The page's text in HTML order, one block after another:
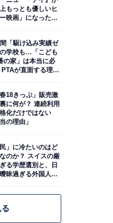
上もっとも優しいヒ
映画」になった理
「駆け込み実績ゼ
学校も…「こども
の家」は本当に必
が直面する理想
春18きっぷ」販売激
に何が？ 連続利用
化だけではない
の理由」
民」に冷たいのはど
のか？ スイスの厳
る学歴選別と、日
昧過ぎる外国人政